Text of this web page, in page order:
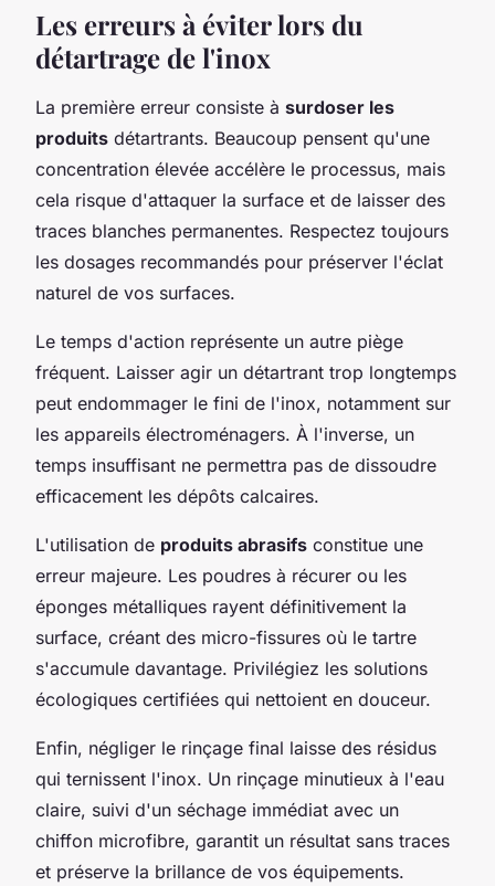
Les erreurs à éviter lors du
détartrage de l'inox
La première erreur consiste à surdoser les
produits détartrants. Beaucoup pensent qu'une
concentration élevée accélère le processus, mais
cela risque d'attaquer la surface et de laisser des
traces blanches permanentes. Respectez toujours
les dosages recommandés pour préserver l'éclat
naturel de vos surfaces.
Le temps d'action représente un autre piège
fréquent. Laisser agir un détartrant trop longtemps
peut endommager le fini de l'inox, notamment sur
les appareils électroménagers. À l'inverse, un
temps insuffisant ne permettra pas de dissoudre
efficacement les dépôts calcaires.
L'utilisation de produits abrasifs constitue une
erreur majeure. Les poudres à récurer ou les
éponges métalliques rayent définitivement la
surface, créant des micro-fissures où le tartre
s'accumule davantage. Privilégiez les solutions
écologiques certifiées qui nettoient en douceur.
Enfin, négliger le rinçage final laisse des résidus
qui ternissent l'inox. Un rinçage minutieux à l'eau
claire, suivi d'un séchage immédiat avec un
chiffon microfibre, garantit un résultat sans traces
et préserve la brillance de vos équipements.